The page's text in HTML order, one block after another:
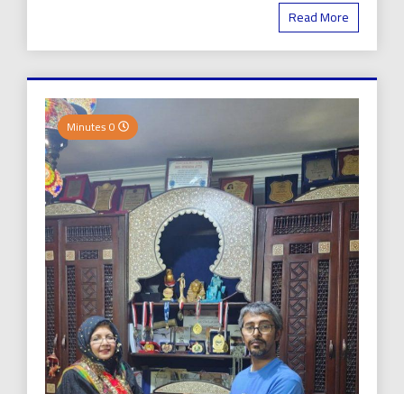
Read More